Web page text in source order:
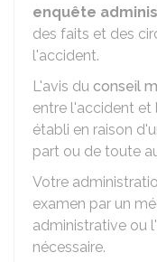
enquête
des faits et des
l'accident.
L'avis du conseil
entre l'accident et
établi en raison
part ou de toute
Votre
examen par un
administrative ou
nécessaire.